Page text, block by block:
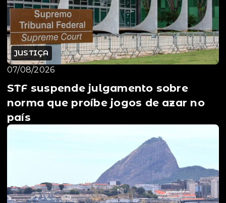
JUSTIÇA
07/08/2026
STF suspende julgamento sobre
norma que proíbe jogos de azar no
país